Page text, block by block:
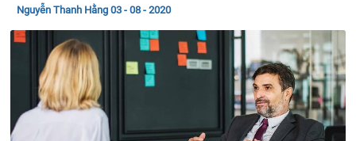
Nguyễn Thanh Hằng 03 - 08 - 2020